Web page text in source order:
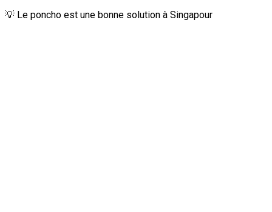
💡 Le poncho est une bonne solution à Singapour